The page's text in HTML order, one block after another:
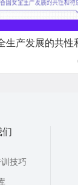
生产发展的共性
们
技巧